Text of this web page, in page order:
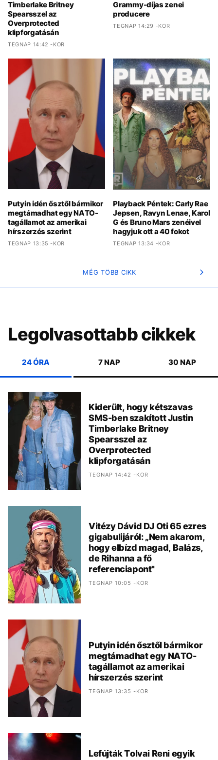
Timberlake Britney
Spearsszel az
Overprotected
klipforgatásán
TEGNAP 14:42 -KOR
Grammy-díjas zenei
producere
TEGNAP 14:29 -KOR
Putyin idén ősztől bármikor
megtámadhat egy NATO-
tagállamot az amerikai
hírszerzés szerint
TEGNAP 13:35 -KOR
Playback Péntek: Carly Rae
Jepsen, Ravyn Lenae, Karol
G és Bruno Mars zenéivel
hagyjuk ott a 40 fokot
TEGNAP 13:34 -KOR
MÉG TÖBB CIKK
Legolvasottabb cikkek
24 ÓRA 7 NAP 30 NAP
Kiderült, hogy kétszavas
SMS-ben szakított Justin
Timberlake Britney
Spearsszel az
Overprotected
klipforgatásán
TEGNAP 14:42 -KOR
Vitézy Dávid DJ Oti 65 ezres
gigabulijáról: „Nem akarom,
hogy elbízd magad, Balázs,
de Rihanna a fő
referenciapont"
TEGNAP 10:05 -KOR
Putyin idén ősztől bármikor
megtámadhat egy NATO-
tagállamot az amerikai
hírszerzés szerint
TEGNAP 13:35 -KOR
Lefújták Tolvai Reni egyik